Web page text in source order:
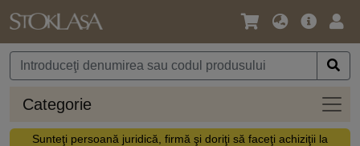
Limbă
Monedă
Meniul
Categorie
Sunteţi persoană juridică, firmă şi doriţi să faceţi achiziţii la